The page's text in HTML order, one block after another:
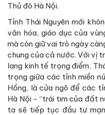
Thủ đô Hà Nội.
Tỉnh Thái Nguyên mới
văn hóa, giáo dục của
mà còn giữ vai trò ngày
chung của cả nước. Với vị
lang kinh tế trọng điểm,
trọng giữa các tỉnh miền
Hồng, là cửa ngõ để các
Hà Nội - “trái tim của đất
ta sẽ tiếp tục đầu tư